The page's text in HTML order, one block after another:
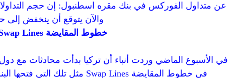
والآن يتوقع أن ينخفض إلى حدود 1 مليار
خطوط المقايضة Swap Lines أم خطوط النجاة:
في الأسبوع الماضي وردت أنباء أن تركيا بدأت محادثات مع
في خطوط المقايضة Swap Lines مثل تلك التي فتحها البنك الاحتياطي الفيدرالي مع مجموعة من الدول.